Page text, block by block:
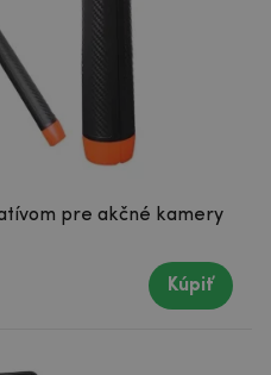
pre akčné kamery
Kúpiť